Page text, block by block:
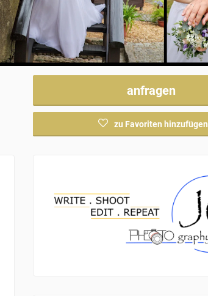
anfragen
zu Favoriten hinzufügen